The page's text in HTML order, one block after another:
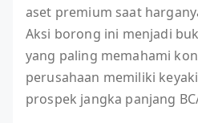
aset premium saat
Aksi borong ini menjadi
yang paling memahami
perusahaan memiliki
prospek jangka panjang